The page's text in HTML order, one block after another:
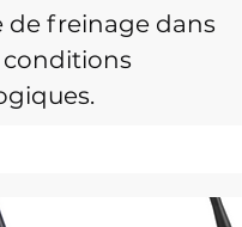
de freinage dans